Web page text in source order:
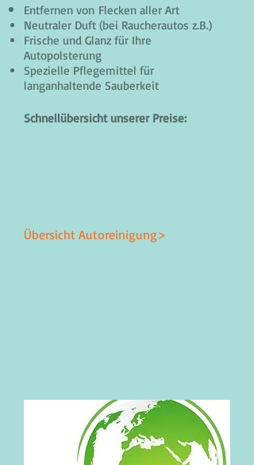
Entfernen von Flecken aller Art
Neutraler Duft (bei Raucherautos z.B.)
Frische und Glanz für Ihre
Autopolsterung
Spezielle Pflegemittel für
langanhaltende Sauberkeit
Schnellübersicht unserer Preise:
Übersicht Autoreinigung>